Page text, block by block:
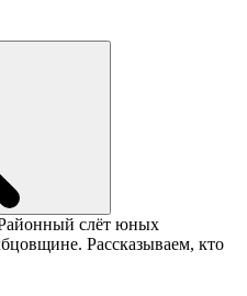
слёт юных
Рассказываем, кто